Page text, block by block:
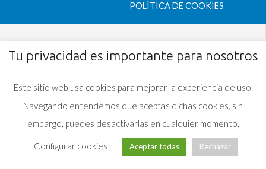
POLÍTICA DE COOKIES
Tu privacidad es importante para nosotros
Este sitio web usa cookies para mejorar la experiencia de uso.
Navegando entendemos que aceptas dichas cookies, sin
embargo, puedes desactivarlas en cualquier momento.
Configurar cookies Aceptar todas Rechazar